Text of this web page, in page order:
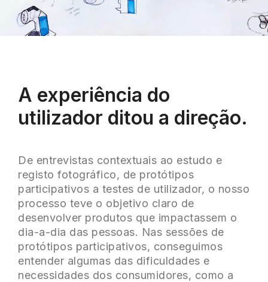
A experiência do
utilizador ditou a direção.
De entrevistas contextuais ao estudo e
registo fotográfico, de protótipos
participativos a testes de utilizador, o nosso
processo teve o objetivo claro de
desenvolver produtos que impactassem o
dia-a-dia das pessoas. Nas sessões de
protótipos participativos, conseguimos
entender algumas das dificuldades e
necessidades dos consumidores, como a